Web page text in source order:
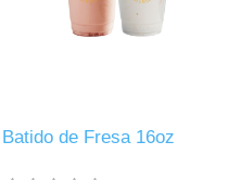
Batido de Fresa 16oz